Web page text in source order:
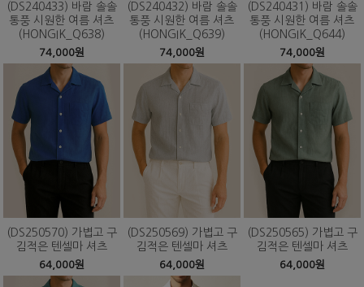
(DS240433) 바람 솔솔
통풍 시원한 여름 셔츠
(HONGIK_Q638)
74,000원
(DS240432) 바람 솔솔
통풍 시원한 여름 셔츠
(HONGIK_Q639)
74,000원
(DS240431) 바람 솔솔
통풍 시원한 여름 셔츠
(HONGIK_Q644)
74,000원
(DS250570) 가볍고 구
김적은 텐셀마 셔츠
64,000원
(DS250569) 가볍고 구
김적은 텐셀마 셔츠
64,000원
(DS250565) 가볍고 구
김적은 텐셀마 셔츠
64,000원